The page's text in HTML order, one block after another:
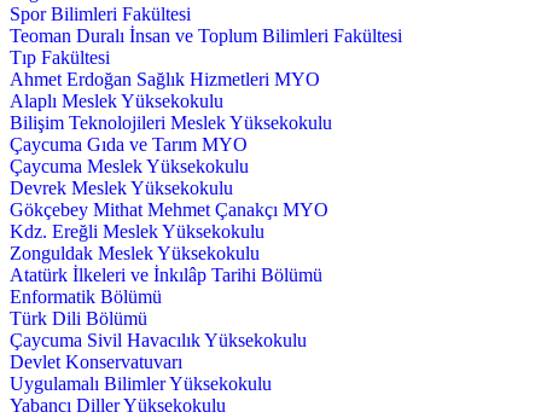
Spor Bilimleri Fakültesi
Teoman Duralı İnsan ve Toplum Bilimleri Fakültesi
Tıp Fakültesi
Ahmet Erdoğan Sağlık Hizmetleri MYO
Alaplı Meslek Yüksekokulu
Bilişim Teknolojileri Meslek Yüksekokulu
Çaycuma Gıda ve Tarım MYO
Çaycuma Meslek Yüksekokulu
Devrek Meslek Yüksekokulu
Gökçebey Mithat Mehmet Çanakçı MYO
Kdz. Ereğli Meslek Yüksekokulu
Zonguldak Meslek Yüksekokulu
Atatürk İlkeleri ve İnkılâp Tarihi Bölümü
Enformatik Bölümü
Türk Dili Bölümü
Çaycuma Sivil Havacılık Yüksekokulu
Devlet Konservatuvarı
Uygulamalı Bilimler Yüksekokulu
Yabancı Diller Yüksekokulu